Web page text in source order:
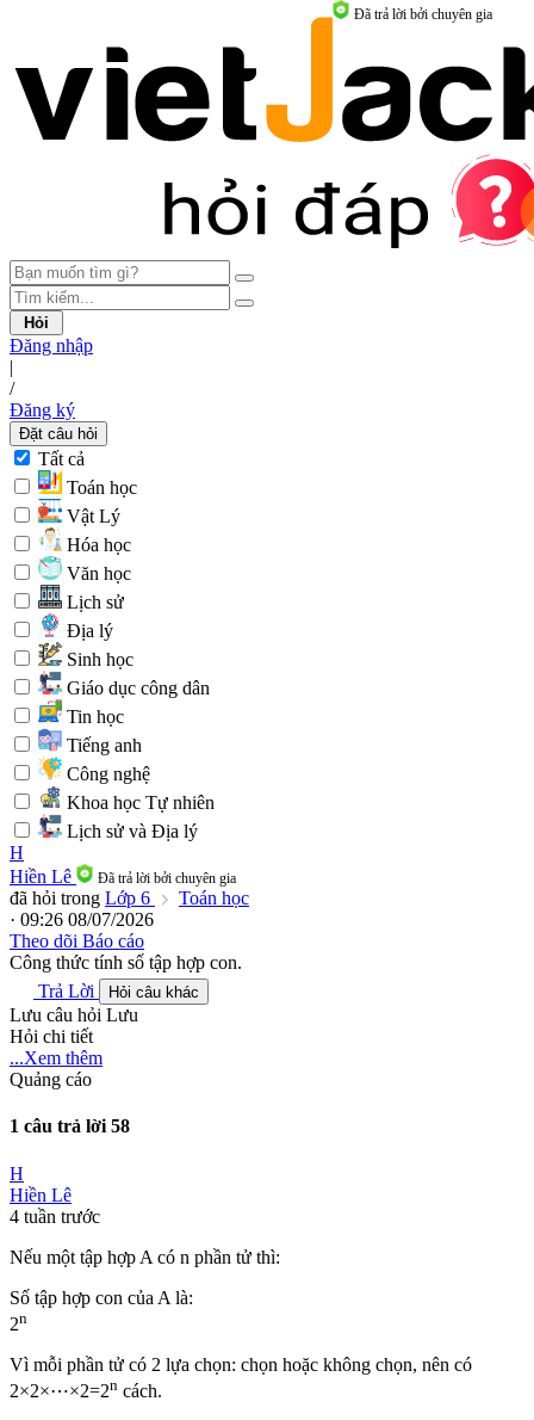
Hỏi
Đăng nhập
|
/
Đăng ký
Đặt câu hỏi
Tất cả
Toán học
Vật Lý
Hóa học
Văn học
Lịch sử
Địa lý
Sinh học
Giáo dục công dân
Tin học
Tiếng anh
Công nghệ
Khoa học Tự nhiên
Lịch sử và Địa lý
H
Hiền Lê
Đã trả lời bởi chuyên gia
đã hỏi trong Lớp 6
Toán học
· 09:26 08/07/2026
Đã trả lời bởi chuyên gia
Theo dõi Báo cáo
Công thức tính số tập hợp con.
Trả Lời
Hỏi câu khác
Lưu câu hỏi Lưu
Hỏi chi tiết
...Xem thêm
Quảng cáo
1 câu trả lời 58
H
Hiền Lê
4 tuần trước
Nếu một tập hợp A có n phần tử thì:
Số tập hợp con của A là:
2n
Vì mỗi phần tử có 2 lựa chọn: chọn hoặc không chọn, nên có
2×2×⋯×2=2n cách.